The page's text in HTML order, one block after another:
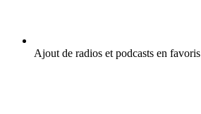
Ajout de radios et podcasts en favoris